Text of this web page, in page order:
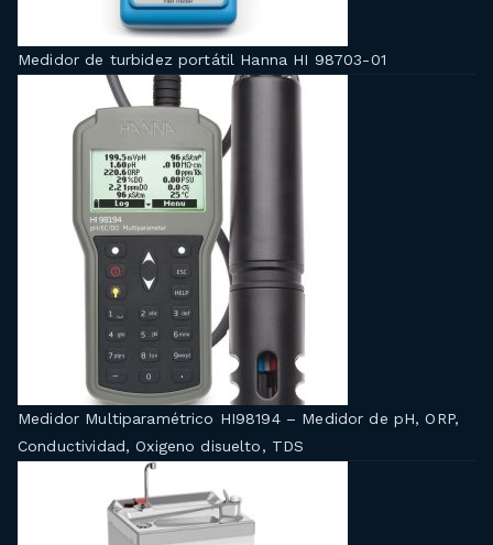
Medidor de turbidez portátil Hanna HI 98703-01
Medidor Multiparamétrico HI98194 – Medidor de pH, ORP,
Conductividad, Oxigeno disuelto, TDS